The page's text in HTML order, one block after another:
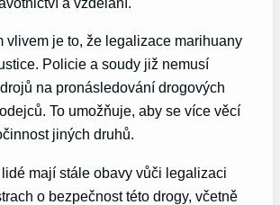
vlivem je to, že legalizace marihuany
Policie a soudy již nemusí
na pronásledování drogových
To umožňuje, aby se více věcí
jiných druhů.
mají stále obavy vůči legalizaci
o bezpečnost této drogy, včetně